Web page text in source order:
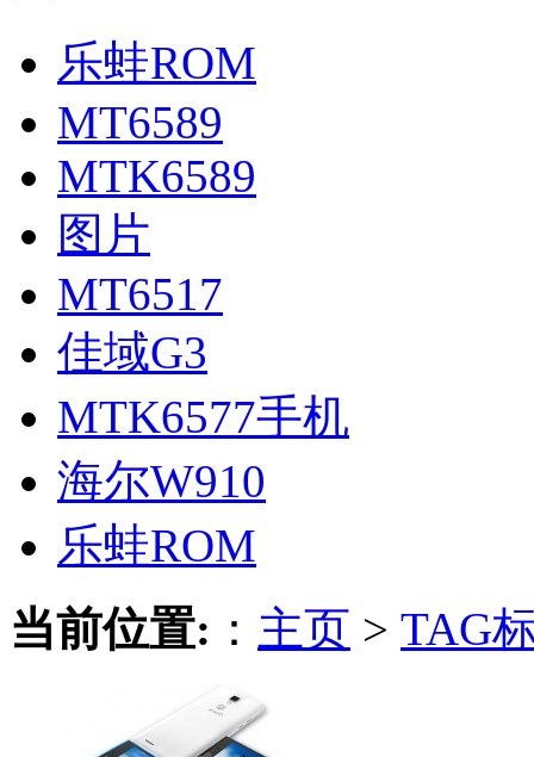
乐蛙ROM
MT6589
MTK6589
图片
MT6517
佳域G3
MTK6577手机
海尔W910
乐蛙ROM
当前位置: ： 主页 > TAG